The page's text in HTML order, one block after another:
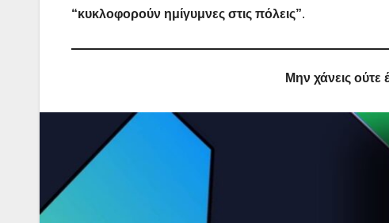
“κυκλοφορούν ημίγυμνες στις πόλεις”.
Μην χάνεις